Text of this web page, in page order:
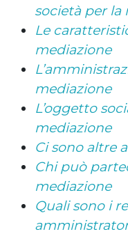
società per la
Le
mediazione
mediazione
L’oggetto
mediazione
Ci sono altre
Chi può
mediazione
Quali sono i